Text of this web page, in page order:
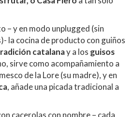
– y en modo unplugged (sin
la cocina de producto con guiños
catalanay a los guisos
sirve como acompañamiento a
de la Lore (su madre), y en
, añade una picada tradicional a